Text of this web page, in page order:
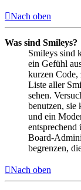
Nach oben
Was sind Smileys?
Smileys sind
ein Gefühl
kurzen
Liste aller
sehen.
benutzen, sie
und ein
entsprechend
Board-
begrenzen,
Nach oben